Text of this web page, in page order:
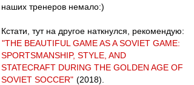
наших тренеров немало:)
Кстати, тут на другое наткнулся, рекомендую:
"THE BEAUTIFUL GAME AS A SOVIET GAME:
SPORTSMANSHIP, STYLE, AND
STATECRAFT DURING THE GOLDEN AGE OF
SOVIET SOCCER" (2018).